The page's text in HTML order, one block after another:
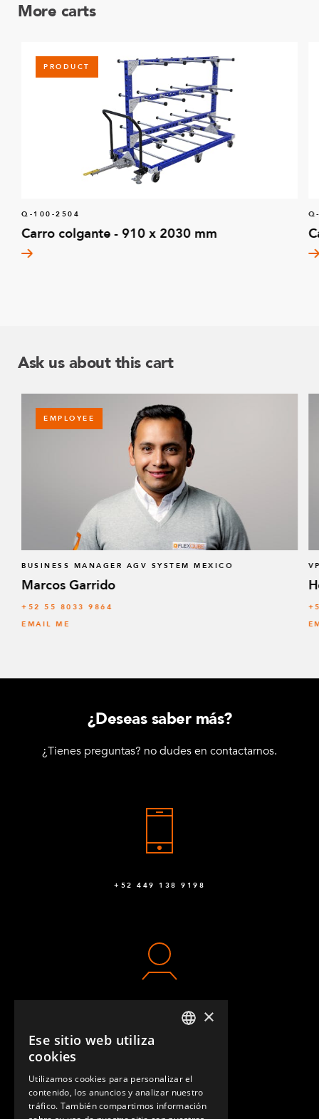
More carts
PRODUCT
Q-100-2504
Carro colgante - 910 x 2030 mm
Ask us about this cart
EMPLOYEE
BUSINESS MANAGER AGV SYSTEM MEXICO
Marcos Garrido
+52 55 8033 9864
EMAIL ME
¿Deseas saber más?
¿Tienes preguntas? no dudes en contactarnos.
+52 449 138 9198
CONTACTO ×
Ese sitio web utiliza
cookies
Utilizamos cookies para personalizar el
contenido, los anuncios y analizar nuestro
tráfico. También compartimos información